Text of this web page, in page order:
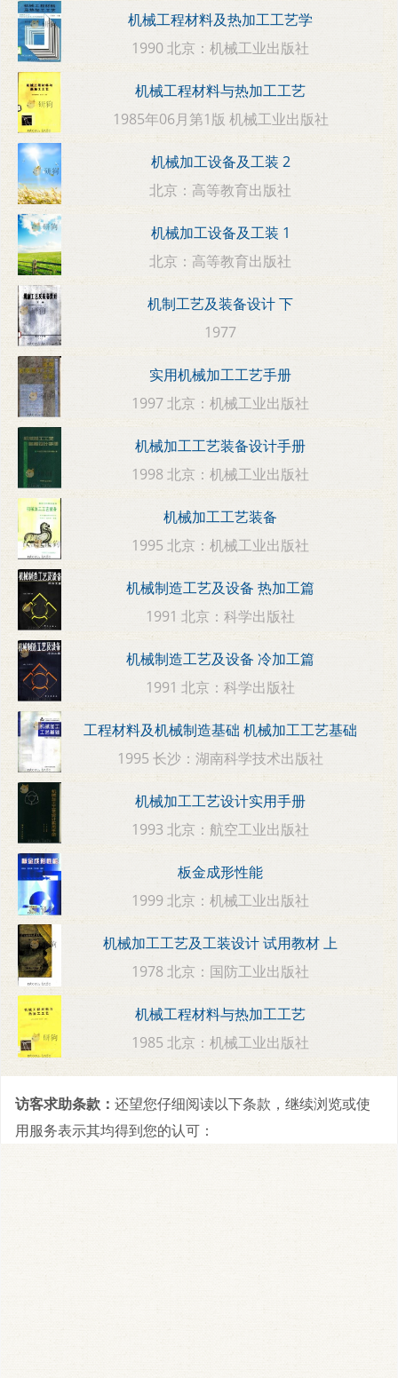
机械工程材料及热加工工艺学
1990 北京：机械工业出版社
机械工程材料与热加工工艺
1985年06月第1版 机械工业出版社
机械加工设备及工装 2
北京：高等教育出版社
机械加工设备及工装 1
北京：高等教育出版社
机制工艺及装备设计 下
1977
实用机械加工工艺手册
1997 北京：机械工业出版社
机械加工工艺装备设计手册
1998 北京：机械工业出版社
机械加工工艺装备
1995 北京：机械工业出版社
机械制造工艺及设备 热加工篇
1991 北京：科学出版社
机械制造工艺及设备 冷加工篇
1991 北京：科学出版社
工程材料及机械制造基础 机械加工工艺基础
1995 长沙：湖南科学技术出版社
机械加工工艺设计实用手册
1993 北京：航空工业出版社
板金成形性能
1999 北京：机械工业出版社
机械加工工艺及工装设计 试用教材 上
1978 北京：国防工业出版社
机械工程材料与热加工工艺
1985 北京：机械工业出版社
访客求助条款： 还望您仔细阅读以下条款，继续浏览或使
用服务表示其均得到您的认可：